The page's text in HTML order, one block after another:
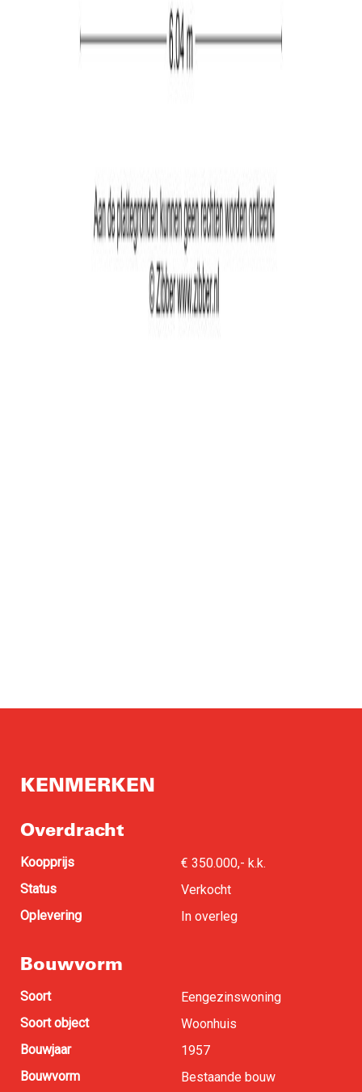
KENMERKEN
Overdracht
Koopprijs
€ 350.000,- k.k.
Status
Verkocht
Oplevering
In overleg
Bouwvorm
Soort
Eengezinswoning
Soort object
Woonhuis
Bouwjaar
1957
Bouwvorm
Bestaande bouw